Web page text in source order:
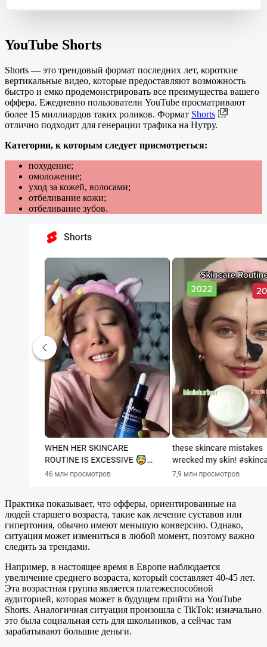
YouTube Shorts
Shorts — это трендовый формат последних лет, короткие
вертикальные видео, которые предоставляют возможность
быстро и емко продемонстрировать все преимущества вашего
оффера. Ежедневно пользователи YouTube просматривают
более 15 миллиардов таких роликов. Формат Shorts
отлично подходит для генерации трафика на Нутру.
Категории, к которым следует присмотреться:
похудение;
омоложение;
уход за кожей, волосами;
отбеливание кожи;
отбеливание зубов.
Практика показывает, что офферы, ориентированные на
людей старшего возраста, такие как лечение суставов или
гипертония, обычно имеют меньшую конверсию. Однако,
ситуация может измениться в любой момент, поэтому важно
следить за трендами.
Например, в настоящее время в Европе наблюдается
увеличение среднего возраста, который составляет 40-45 лет.
Эта возрастная группа является платежеспособной
аудиторией, которая может в будущем прийти на YouTube
Shorts. Аналогичная ситуация произошла с TikTok: изначально
это была социальная сеть для школьников, а сейчас там
зарабатывают большие деньги.